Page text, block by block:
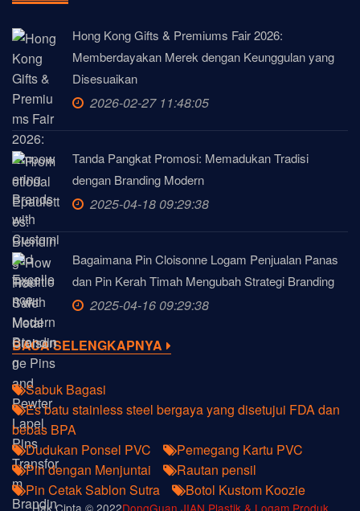
Hong Kong Gifts & Premiums Fair 2026:
Memberdayakan Merek dengan Keunggulan yang
Disesuaikan
2026-02-27 11:48:05
Tanda Pangkat Promosi: Memadukan Tradisi
dengan Branding Modern
2025-04-18 09:29:38
Bagaimana Pin Cloisonne Logam Penjualan Panas
dan Pin Kerah Timah Mengubah Strategi Branding
2025-04-16 09:29:38
BACA SELENGKAPNYA
Sabuk Bagasi
Es batu stainless steel bergaya yang disetujui FDA dan
bebas BPA
Dudukan Ponsel PVC
Pemegang Kartu PVC
Pin dengan Menjuntai
Rautan pensil
Pin Cetak Sablon Sutra
Botol Kustom Koozie
Hak Cipta © 2022DongGuan JIAN Plastik & Logam Produk